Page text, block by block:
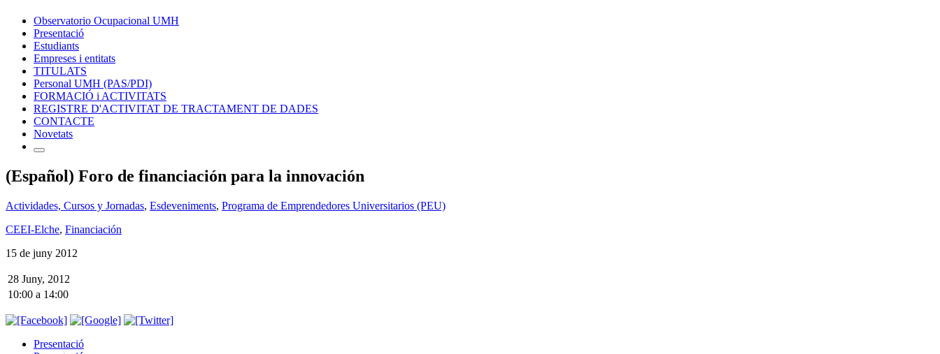
Observatorio Ocupacional UMH
Presentació
Estudiants
Empreses i entitats
TITULATS
Personal UMH (PAS/PDI)
FORMACIÓ i ACTIVITATS
REGISTRE D'ACTIVITAT DE TRACTAMENT DE DADES
CONTACTE
Novetats
(Español) Foro de financiación para la innovación
Actividades, Cursos y Jornadas, Esdeveniments, Programa de Emprendedores Universitarios (PEU)
CEEI-Elche, Financiación
15 de juny 2012
28 Juny, 2012
10:00 a 14:00
Presentació